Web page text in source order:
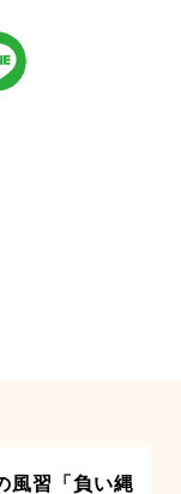
風習「負い縄